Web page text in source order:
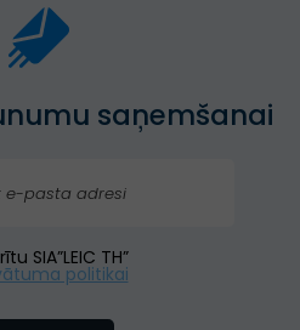
saņemšanai
SIA”LEIC TH”
politikai